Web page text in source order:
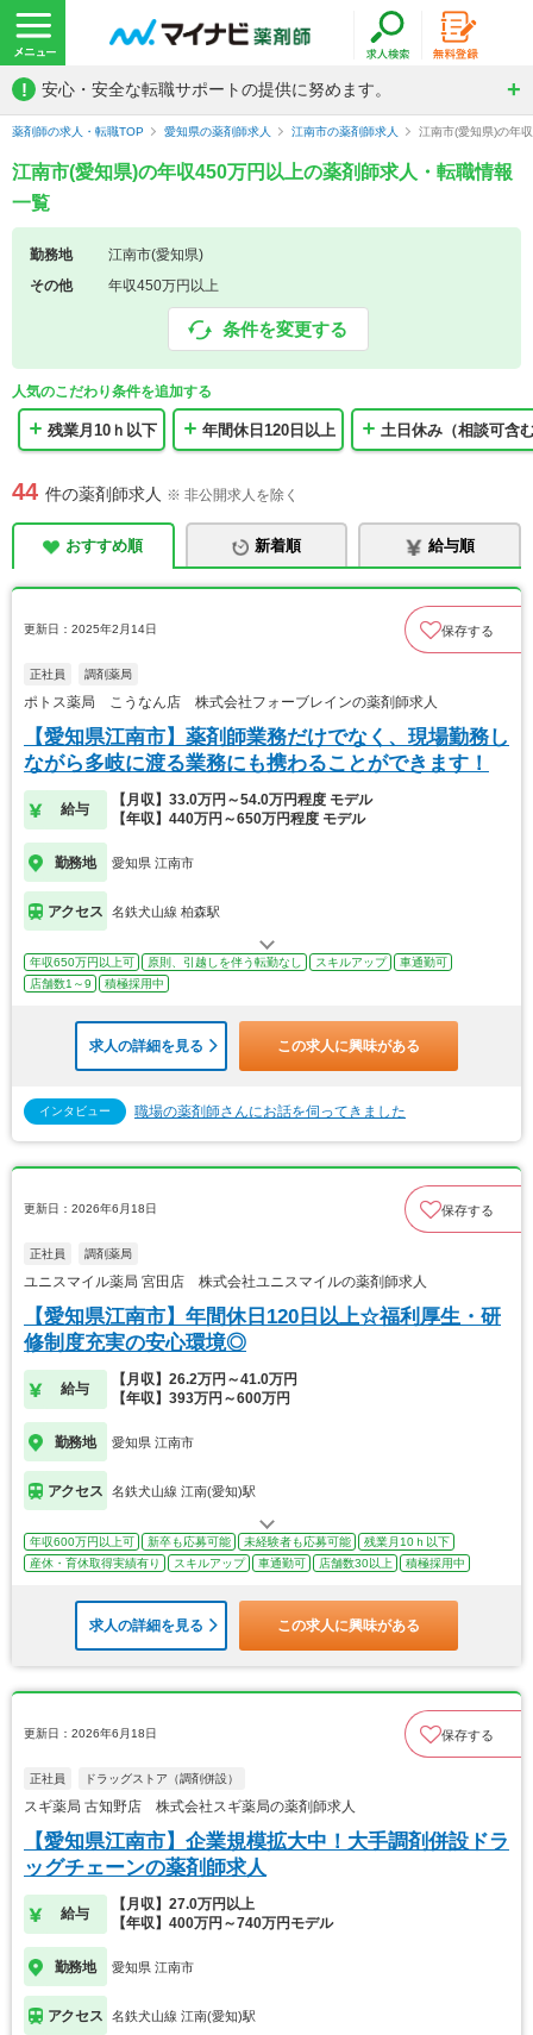
! 安心・安全な転職サポートの提供に努めます。
薬剤師の求人・転職TOP 愛知県の薬剤師求人 江南市の薬剤師求人 江南市(愛知県)の年
江南市(愛知県)の年収450万円以上の薬剤師求人・転職情報
一覧
勤務地
江南市(愛知県)
その他
年収450万円以上
条件を変更する
人気のこだわり条件を追加する
残業月10ｈ以下 年間休日120日以上 土日休み（相談可含
44 件の薬剤師求人 ※ 非公開求人を除く
おすすめ順 新着順 給与順
更新日：2025年2月14日 保存する
正社員 調剤薬局
ポトス薬局 こうなん店 株式会社フォーブレインの薬剤師求人
【愛知県江南市】薬剤師業務だけでなく、現場勤務し
ながら多岐に渡る業務にも携わることができます！
給与
【月収】33.0万円～54.0万円程度 モデル
【年収】440万円～650万円程度 モデル
勤務地 愛知県 江南市
アクセス 名鉄犬山線 柏森駅
年収650万円以上可 原則、引越しを伴う転勤なし スキルアップ
車通勤可
店舗数1～9
積極採用中
求人の詳細を見る この求人に興味がある
インタビュー 職場の薬剤師さんにお話を伺ってきました
更新日：2026年6月18日 保存する
正社員 調剤薬局
ユニスマイル薬局 宮田店 株式会社ユニスマイルの薬剤師求人
【愛知県江南市】年間休日120日以上☆福利厚生・研
修制度充実の安心環境◎
給与
【月収】26.2万円～41.0万円
【年収】393万円～600万円
勤務地 愛知県 江南市
アクセス 名鉄犬山線 江南(愛知)駅
年収600万円以上可 新卒も応募可能 未経験者も応募可能
残業月10ｈ以下
産休・育休取得実績有り
スキルアップ 車通勤可 店舗数30以上 積極採用中
求人の詳細を見る この求人に興味がある
更新日：2026年6月18日 保存する
正社員 ドラッグストア（調剤併設）
スギ薬局 古知野店 株式会社スギ薬局の薬剤師求人
【愛知県江南市】企業規模拡大中！大手調剤併設ドラ
ッグチェーンの薬剤師求人
給与
【月収】27.0万円以上
【年収】400万円～740万円モデル
勤務地 愛知県 江南市
アクセス 名鉄犬山線 江南(愛知)駅